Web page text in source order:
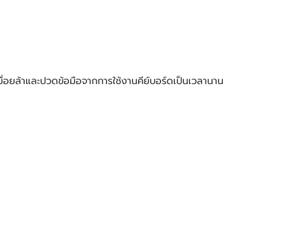
าและปวดข้อมือจากการใช้งานคีย์บอร์ดเป็นเวลานาน